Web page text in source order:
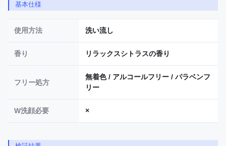
基本仕様
使用方法 洗い流し
香り リラックスシトラスの香り
フリー処方
無着色 / アルコールフリー / パラベンフ
リー
W洗顔必要 ×